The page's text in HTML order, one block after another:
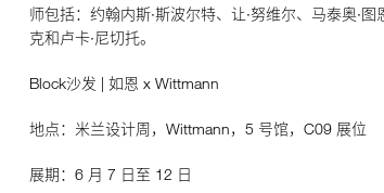
师包括：约翰内斯·斯波尔特、让·努维尔、马泰奥·
克和卢卡·尼切托。
Block沙发 | 如恩 x Wittmann
地点：米兰设计周，Wittmann，5 号馆，C09 展位
展期：6 月 7 日至 12 日